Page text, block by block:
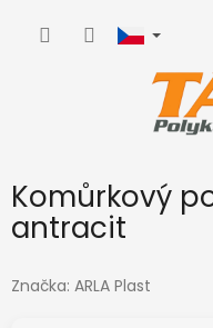
Komůrkový
antracit
Značka: ARLA Plast